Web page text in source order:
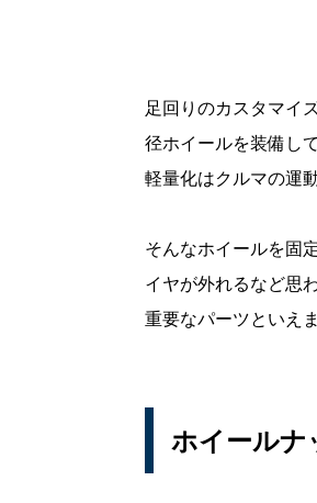
足回りのカスタマイ
径ホイールを装備し
軽量化はクルマの運
そんなホイールを固
イヤが外れるなど思
重要なパーツといえ
ホイールナ